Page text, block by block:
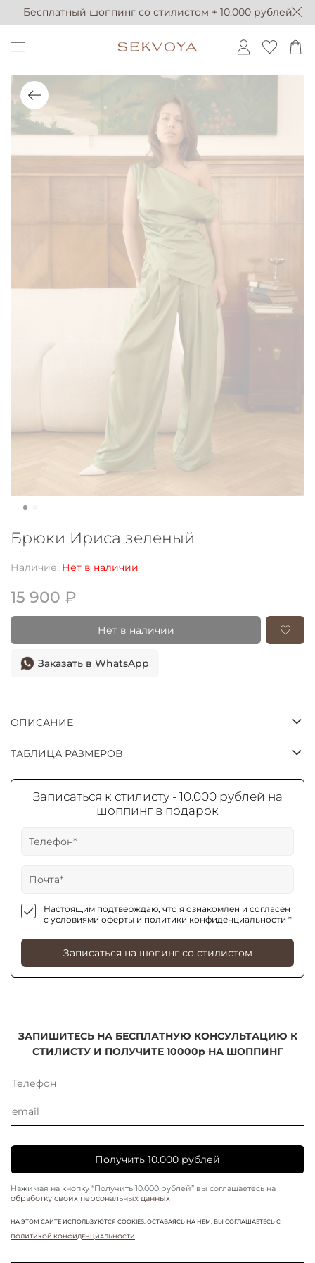
Бесплатный шоппинг со стилистом + 10.000 рублей
Брюки Ириса зеленый
Наличие: Нет в наличии
15 900 ₽
Нет в наличии
Заказать в WhatsApp
ОПИСАНИЕ
ТАБЛИЦА РАЗМЕРОВ
Записаться к стилисту - 10.000 рублей на
шоппинг в подарок
Настоящим подтверждаю, что я ознакомлен и согласен
с условиями оферты и политики конфиденциальности *
Записаться на шопинг со стилистом
ЗАПИШИТЕСЬ НА БЕСПЛАТНУЮ КОНСУЛЬТАЦИЮ К
СТИЛИСТУ И ПОЛУЧИТЕ 10000р НА ШОППИНГ
Получить 10.000 рублей
Нажимая на кнопку “Получить 10.000 рублей” вы соглашаетесь на
обработку своих персональных данных
НА ЭТОМ САЙТЕ ИСПОЛЬЗУЮТСЯ COOKIES. ОСТАВАЯСЬ НА НЕМ, ВЫ СОГЛАШАЕТЕСЬ С
ПОЛИТИКОЙ КОНФИДЕНЦИАЛЬНОСТИ